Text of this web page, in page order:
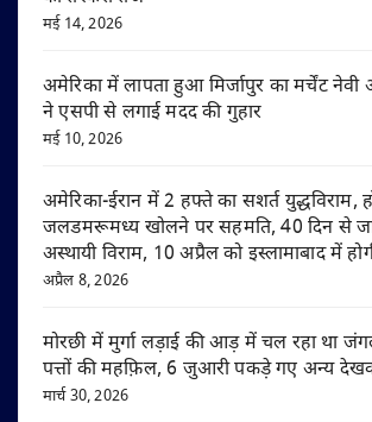
मई 14, 2026
अमेरिका में लापता हुआ मिर्जापुर का मर्चेंट
ने एसपी से लगाई मदद की गुहार
मई 10, 2026
अमेरिका-ईरान में 2 हफ्ते का सशर्त युद्धविराम,
जलडमरूमध्य खोलने पर सहमति, 40 दिन से
अस्थायी विराम, 10 अप्रैल को इस्लामाबाद में
अप्रैल 8, 2026
मोरछी में मुर्गा लड़ाई की आड़ में चल रहा था
पत्तों की महफ़िल, 6 जुआरी पकड़े गए अन्य
मार्च 30, 2026